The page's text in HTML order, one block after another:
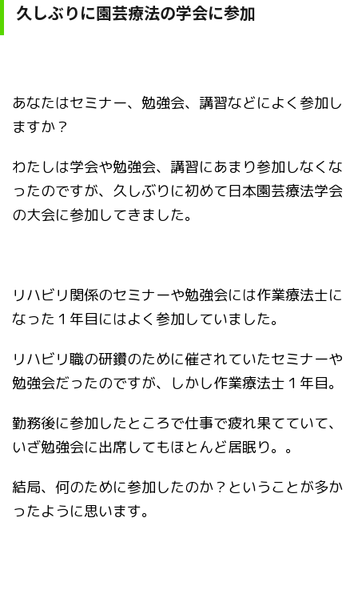
久しぶりに園芸療法の学会に参加
あなたはセミナー、勉強会、講習などによく参加し
ますか？
わたしは学会や勉強会、講習にあまり参加しなくな
ったのですが、久しぶりに初めて日本園芸療法学会
の大会に参加してきました。
リハビリ関係のセミナーや勉強会には作業療法士に
なった１年目にはよく参加していました。
リハビリ職の研鑽のために催されていたセミナーや
勉強会だったのですが、しかし作業療法士１年目。
勤務後に参加したところで仕事で疲れ果てていて、
いざ勉強会に出席してもほとんど居眠り。。
結局、何のために参加したのか？ということが多か
ったように思います。